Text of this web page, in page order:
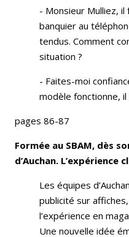
- Monsieur Mulliez, il
banquier au
tendus. Comment
situation ?
- Faites-moi
modèle fonctionne,
pages 86-87
Formée au SBAM, dès
d’Auchan. L’expérience
Les équipes
publicité sur
l’expérience en
Une nouvelle idée